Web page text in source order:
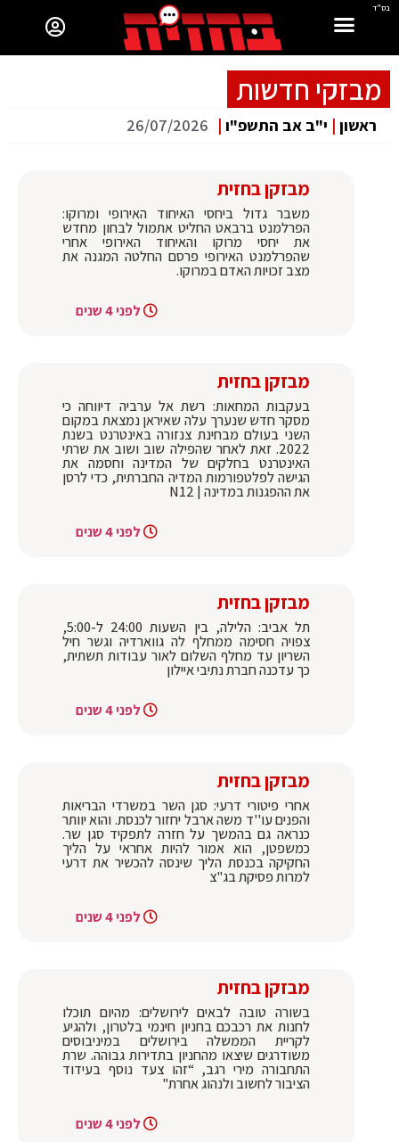
בס"ד
מבזקי חדשות
ראשון | י"ב אב התשפ"ו |
26/07/2026
מבזקן בחזית
משבר גדול ביחסי האיחוד האירופי ומרוקו:
הפרלמנט ברבאט החליט אתמול לבחון מחדש
את יחסי מרוקו והאיחוד האירופי אחרי
שהפרלמנט האירופי פרסם החלטה המגנה את
מצב זכויות האדם במרוקו.
לפני 4 שנים
מבזקן בחזית
בעקבות המחאות: רשת אל ערביה דיווחה כי
מסקר חדש שנערך עלה שאיראן נמצאת במקום
השני בעולם מבחינת צנזורה באינטרנט בשנת
2022. זאת לאחר שהפילה שוב ושוב את שרתי
האינטרנט בחלקים של המדינה וחסמה את
הגישה לפלטפורמות המדיה החברתית, כדי לרסן
את ההפגנות במדינה | N12
לפני 4 שנים
מבזקן בחזית
תל אביב: הלילה, בין השעות 24:00 ל-5:00,
צפויה חסימה ממחלף לה גווארדיה וגשר חיל
השריון עד מחלף השלום לאור עבודות תשתית,
כך עדכנה חברת נתיבי איילון
לפני 4 שנים
מבזקן בחזית
אחרי פיטורי דרעי: סגן השר במשרדי הבריאות
והפנים עו''ד משה ארבל יחזור לכנסת. והוא יוותר
כנראה גם בהמשך על חזרה לתפקיד סגן שר.
כמשפטן, הוא אמור להיות אחראי על הליך
החקיקה בכנסת הליך שינסה להכשיר את דרעי
למרות פסיקת בג"צ
לפני 4 שנים
מבזקן בחזית
בשורה טובה לבאים לירושלים: מהיום תוכלו
לחנות את רכבכם בחניון חינמי בלטרון, ולהגיע
לקריית הממשלה בירושלים במיניבוסים
משודרגים שיצאו מהחניון בתדירות גבוהה. שרת
התחבורה מירי רגב, “זהו צעד נוסף בעידוד
הציבור לחשוב ולנהוג אחרת"
לפני 4 שנים